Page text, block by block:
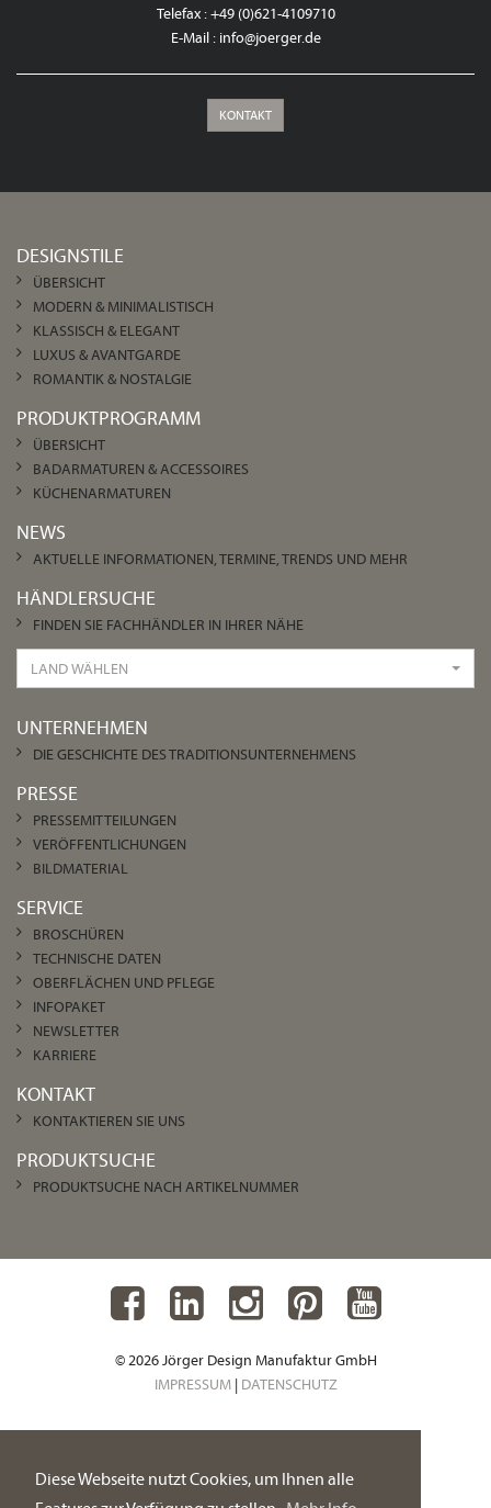
Diese Webseite nutzt Cookies, um Ihnen alle
Telefax : +49 (0)621-4109710
E-Mail : info@joerger.de
KONTAKT
DESIGNSTILE
ÜBERSICHT
MODERN & MINIMALISTISCH
KLASSISCH & ELEGANT
LUXUS & AVANTGARDE
ROMANTIK & NOSTALGIE
PRODUKTPROGRAMM
ÜBERSICHT
BADARMATUREN & ACCESSOIRES
KÜCHENARMATUREN
NEWS
AKTUELLE INFORMATIONEN, TERMINE, TRENDS UND MEHR
HÄNDLERSUCHE
FINDEN SIE FACHHÄNDLER IN IHRER NÄHE
LAND WÄHLEN
UNTERNEHMEN
DIE GESCHICHTE DES TRADITIONSUNTERNEHMENS
PRESSE
PRESSEMITTEILUNGEN
VERÖFFENTLICHUNGEN
BILDMATERIAL
SERVICE
BROSCHÜREN
TECHNISCHE DATEN
OBERFLÄCHEN UND PFLEGE
INFOPAKET
NEWSLETTER
KARRIERE
KONTAKT
KONTAKTIEREN SIE UNS
PRODUKTSUCHE
PRODUKTSUCHE NACH ARTIKELNUMMER
© 2026 Jörger Design Manufaktur GmbH
IMPRESSUM| DATENSCHUTZ